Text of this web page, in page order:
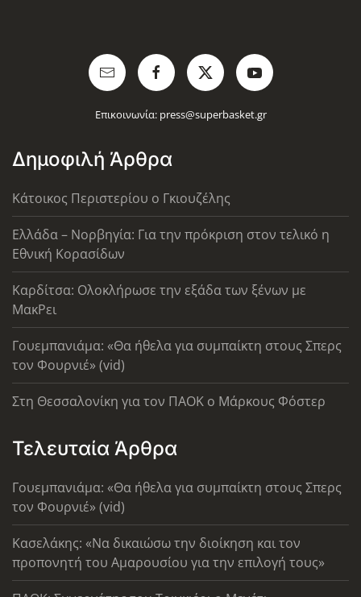
Επικοινωνία: press@superbasket.gr
Δημοφιλή Άρθρα
Κάτοικος Περιστερίου ο Γκιουζέλης
Ελλάδα – Νορβηγία: Για την πρόκριση στον τελικό η
Εθνική Κορασίδων
Καρδίτσα: Ολοκλήρωσε την εξάδα των ξένων με
ΜακΡει
Γουεμπανιάμα: «Θα ήθελα για συμπαίκτη στους Σπερς
τον Φουρνιέ» (vid)
Στη Θεσσαλονίκη για τον ΠΑΟΚ ο Μάρκους Φόστερ
Τελευταία Άρθρα
Γουεμπανιάμα: «Θα ήθελα για συμπαίκτη στους Σπερς
τον Φουρνιέ» (vid)
Κασελάκης: «Να δικαιώσω την διοίκηση και τον
προπονητή του Αμαρουσίου για την επιλογή τους»